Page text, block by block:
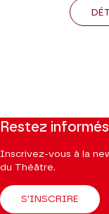
Restez informés
Inscrivez-vous à la
du Théâtre.
S'INSCRIRE